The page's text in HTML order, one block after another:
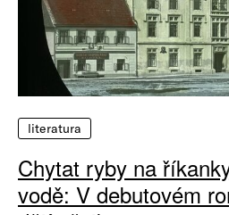
literatura
Chytat ryby na
vodě: V debutovém